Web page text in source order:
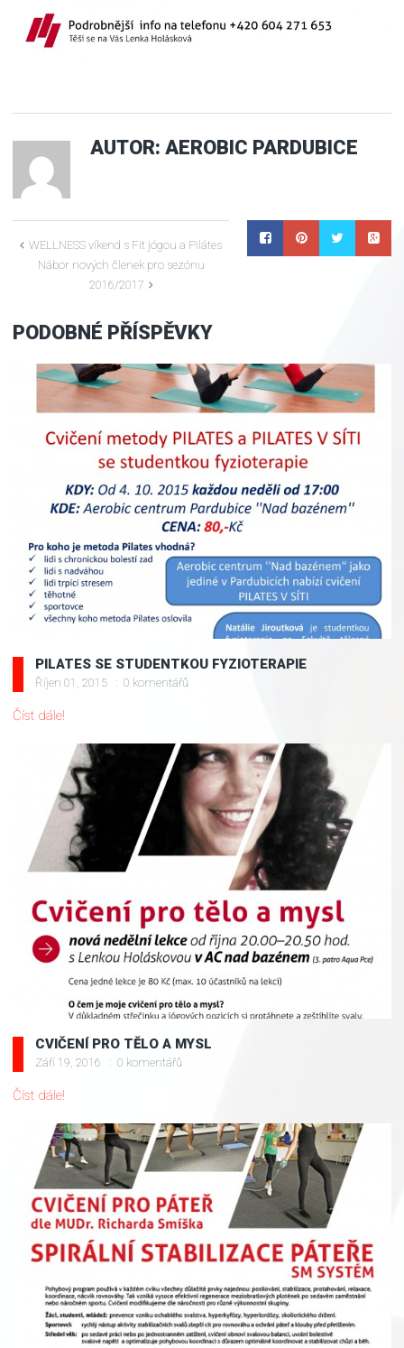
AUTOR: AEROBIC PARDUBICE
WELLNESS víkend s Fit jógou a Pilátes
Nábor nových členek pro sezónu
2016/2017
PODOBNÉ PŘÍSPĚVKY
PILATES SE STUDENTKOU FYZIOTERAPIE
Říjen 01, 2015 0 komentářů
Číst dále!
CVIČENÍ PRO TĚLO A MYSL
Září 19, 2016 0 komentářů
Číst dále!